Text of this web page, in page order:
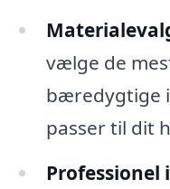
vælge de
bæredygtige
passer til dit